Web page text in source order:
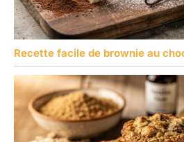
Recette facile de brownie au